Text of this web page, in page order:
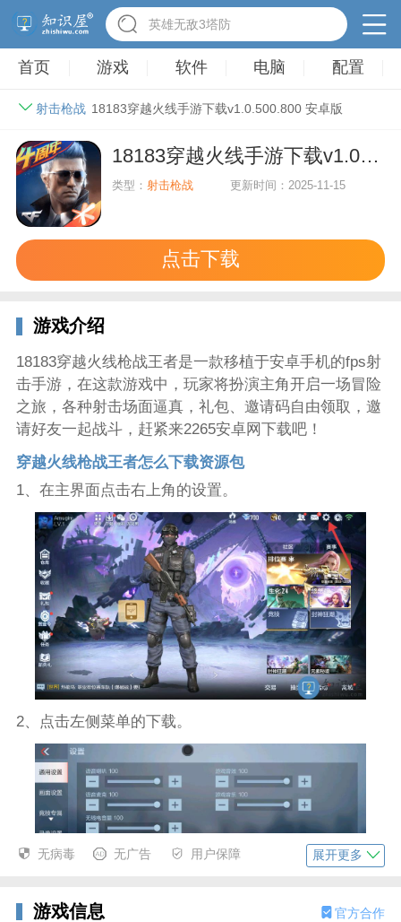
英雄无敌3塔防
首页 游戏 软件 电脑 配置
射击枪战 18183穿越火线手游下载v1.0.500.800 安卓版
18183穿越火线手游下载v1.0.500.800 安卓版
类型：射击枪战 更新时间：2025-11-15
点击下载
游戏介绍
18183穿越火线枪战王者是一款移植于安卓手机的fps射
击手游，在这款游戏中，玩家将扮演主角开启一场冒险
之旅，各种射击场面逼真，礼包、邀请码自由领取，邀
请好友一起战斗，赶紧来2265安卓网下载吧！
穿越火线枪战王者怎么下载资源包
1、在主界面点击右上角的设置。
2、点击左侧菜单的下载。
无病毒 无广告 用户保障 展开更多
游戏信息 官方合作